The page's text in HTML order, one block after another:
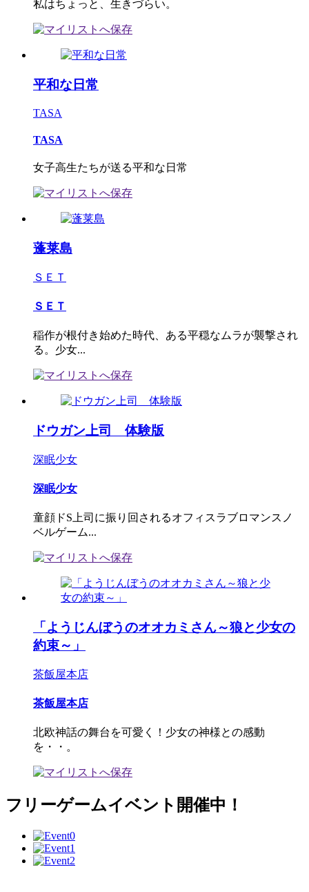
私はちょっと、生きづらい。
平和な日常
TASA
TASA
女子高生たちが送る平和な日常
蓬莱島
ＳＥＴ
ＳＥＴ
稲作が根付き始めた時代、ある平穏なムラが襲撃され
る。少女...
ドウガン上司 体験版
深眠少女
深眠少女
童顔ドS上司に振り回されるオフィスラブロマンスノ
ベルゲーム...
「ようじんぼうのオオカミさん～狼と少女の
約束～」
茶飯屋本店
茶飯屋本店
北欧神話の舞台を可愛く！少女の神様との感動
を・・。
フリーゲームイベント開催中！